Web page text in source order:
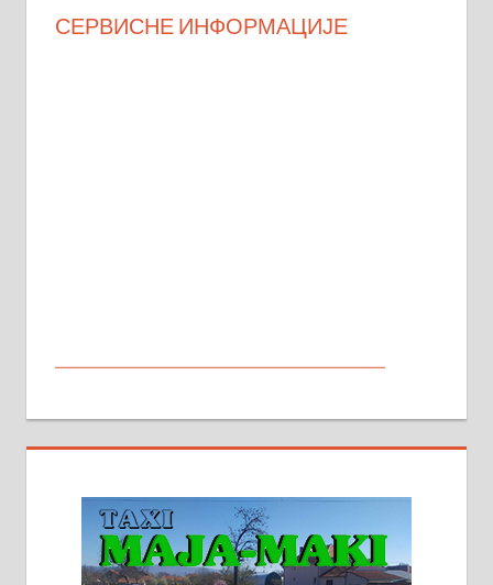
СЕРВИСНЕ ИНФОРМАЦИЈЕ
На продају кућа у Алексинцу,
стамбене целине једна уз другу.
2х150м2, две гараже, централно
грејање на гас и дрва. Две
адресе. 063/71-74-023